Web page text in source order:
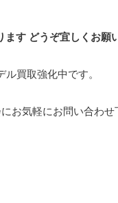
す どうぞ宜しくお願
買取強化中です。
お気軽にお問い合わせ